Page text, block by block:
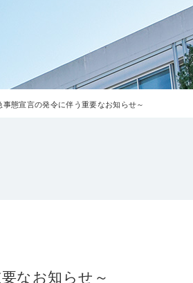
態宣言の発令に伴う重要なお知らせ～
なお知らせ～